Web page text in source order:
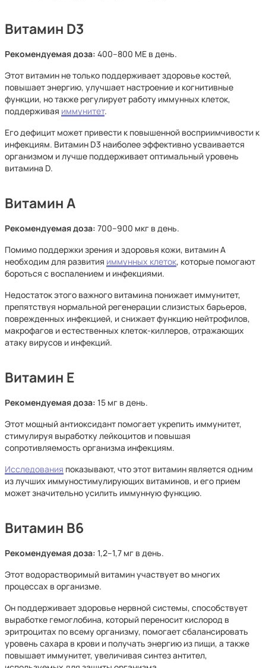
Витамин D3
Рекомендуемая доза: 400–800 МЕ в день.
Этот витамин не только поддерживает здоровье костей,
повышает энергию, улучшает настроение и когнитивные
функции, но также регулирует работу иммунных клеток,
поддерживая иммунитет.
Его дефицит может привести к повышенной восприимчивости к
инфекциям. Витамин D3 наиболее эффективно усваивается
организмом и лучше поддерживает оптимальный уровень
витамина D.
Витамин A
Рекомендуемая доза: 700–900 мкг в день.
Помимо поддержки зрения и здоровья кожи, витамин A
необходим для развития иммунных клеток, которые помогают
бороться с воспалением и инфекциями.
Недостаток этого важного витамина понижает иммунитет,
препятствуя нормальной регенерации слизистых барьеров,
поврежденных инфекцией, и снижает функцию нейтрофилов,
макрофагов и естественных клеток-киллеров, отражающих
атаку вирусов и инфекций.
Витамин E
Рекомендуемая доза: 15 мг в день.
Этот мощный антиоксидант помогает укрепить иммунитет,
стимулируя выработку лейкоцитов и повышая
сопротивляемость организма инфекциям.
Исследования показывают, что этот витамин является одним
из лучших иммуностимулирующих витаминов, и его прием
может значительно усилить иммунную функцию.
Витамин B6
Рекомендуемая доза: 1,2–1,7 мг в день.
Этот водорастворимый витамин участвует во многих
процессах в организме.
Он поддерживает здоровье нервной системы, способствует
выработке гемоглобина, который переносит кислород в
эритроцитах по всему организму, помогает сбалансировать
уровень сахара в крови и получать энергию из пищи, а также
повышает иммунитет, увеличивая синтез антител,